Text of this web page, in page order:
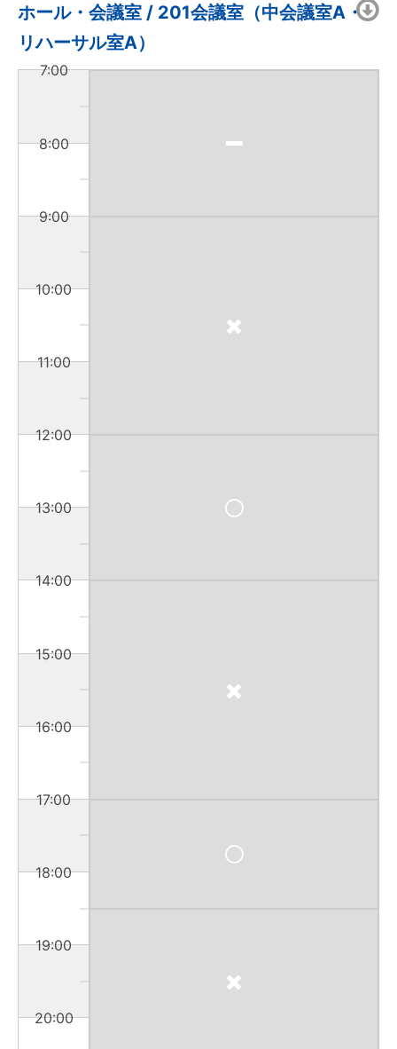
ホール・会議室 / 201会議室（中会議室A・
リハーサル室A）
7:00
8:00
9:00
10:00
11:00
12:00
13:00
14:00
15:00
16:00
17:00
18:00
19:00
20:00